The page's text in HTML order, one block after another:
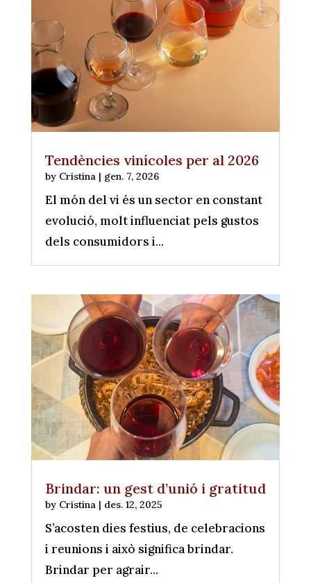
Tendències vinícoles per al 2026
by Cristina| gen. 7, 2026
El món del vi és un sector en constant
evolució, molt influenciat pels gustos
dels consumidors i...
Brindar: un gest d’unió i gratitud
by Cristina| des. 12, 2025
S’acosten dies festius, de celebracions
i reunions i això significa brindar.
Brindar per agrair...